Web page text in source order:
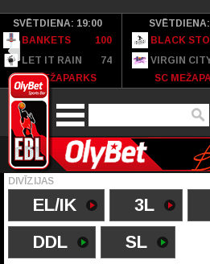
SVĒTDIENA: 19:00
BANKETS
100
LET IT RAIN
74
SC MEŽAPARKS
BLACK
VIRGIN
SC
DIVĪZIJAS
EL/IK 3L
DDL
SL